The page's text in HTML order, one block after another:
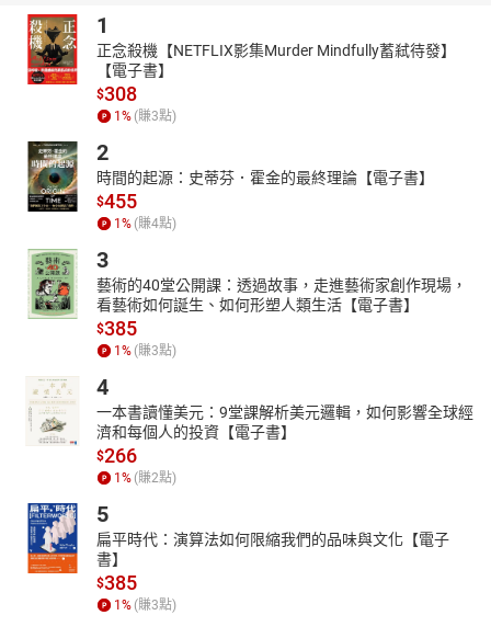
1
正念殺機【NETFLIX影集Murder Mindfully蓄弒待發】
【電子書】
$308
1 % (賺3點)
2
時間的起源：史蒂芬．霍金的最終理論【電子書】
$455
1 % (賺4點)
3
藝術的40堂公開課：透過故事，走進藝術家創作現場，
看藝術如何誕生、如何形塑人類生活【電子書】
$385
1 % (賺3點)
4
一本書讀懂美元：9堂課解析美元邏輯，如何影響全球經
濟和每個人的投資【電子書】
$266
1 % (賺2點)
5
扁平時代：演算法如何限縮我們的品味與文化【電子
書】
$385
1 % (賺3點)